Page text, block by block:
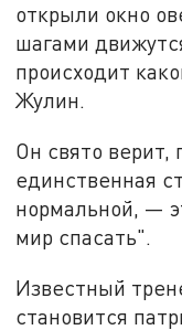
открыли окно
шагами
происходит
Жулин.
Он свято верит,
единственная
нормальной, —
мир спасать".
Известный
становится